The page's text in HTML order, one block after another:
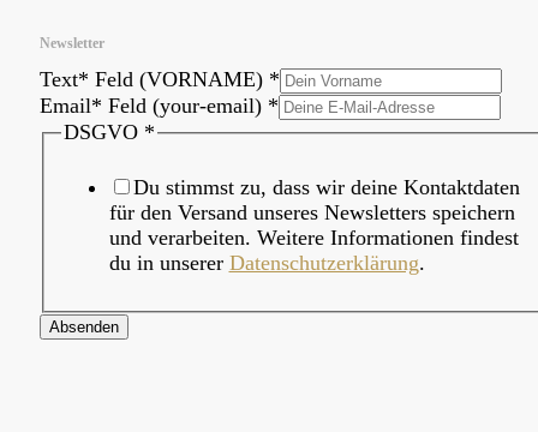
Newsletter
Text* Feld (VORNAME) *
Email* Feld (your-email) *
Layout
Email*
DSGVO *
Du stimmst zu, dass wir deine Kontaktdaten
für den Versand unseres Newsletters speichern
und verarbeiten. Weitere Informationen findest
du in unserer Datenschutzerklärung.
Absenden